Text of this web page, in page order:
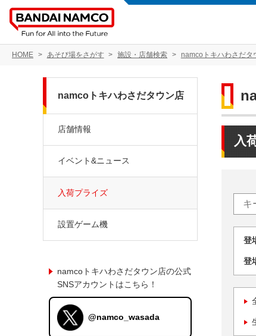
HOME あそび場をさがす 施設・店舗検索 namcoトキハわさだタ
入
登
登
namcoトキハわさだタウン店
店舗情報
イベント&ニュース
入荷プライズ
設置ゲーム機
namcoトキハわさだタウン店の公式
SNSアカウントはこちら！
@namco_wasada